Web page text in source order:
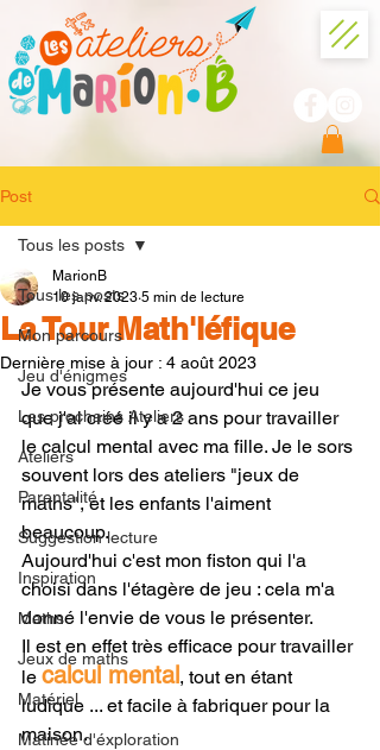
Post
Tous les posts
Mon parcours
Jeu d'énigmes
Les prochains Ateliers
Ateliers
Parentalité
Suggestion lecture
Inspiration
Maths
Jeux de maths
Matériel
Matinée d'éxploration
Tous les posts
La Tour Math'léfique
MarionB
10 janv. 2023 5 min de lecture
Dernière mise à jour : 4 août 2023
Je vous présente aujourd'hui ce jeu
que j'ai créé il y a 2 ans pour travailler
le calcul mental avec ma fille. Je le sors
souvent lors des ateliers "jeux de
maths", et les enfants l'aiment
beaucoup.
Aujourd'hui c'est mon fiston qui l'a
choisi dans l'étagère de jeu : cela m'a
donné l'envie de vous le présenter.
Il est en effet très efficace pour travailler
le calcul mental, tout en étant
ludique ... et facile à fabriquer pour la
maison.